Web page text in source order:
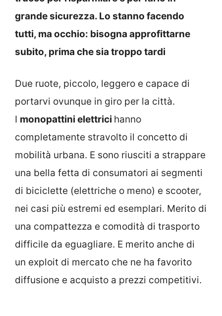
grande sicurezza. Lo stanno facendo
tutti, ma occhio: bisogna approfittarne
subito, prima che sia troppo tardi
Due ruote, piccolo, leggero e capace di
portarvi ovunque in giro per la città.
I monopattini elettrici hanno
completamente stravolto il concetto di
mobilità urbana. E sono riusciti a strappare
una bella fetta di consumatori ai segmenti
di biciclette (elettriche o meno) e scooter,
nei casi più estremi ed esemplari. Merito di
una compattezza e comodità di trasporto
difficile da eguagliare. E merito anche di
un exploit di mercato che ne ha favorito
diffusione e acquisto a prezzi competitivi.